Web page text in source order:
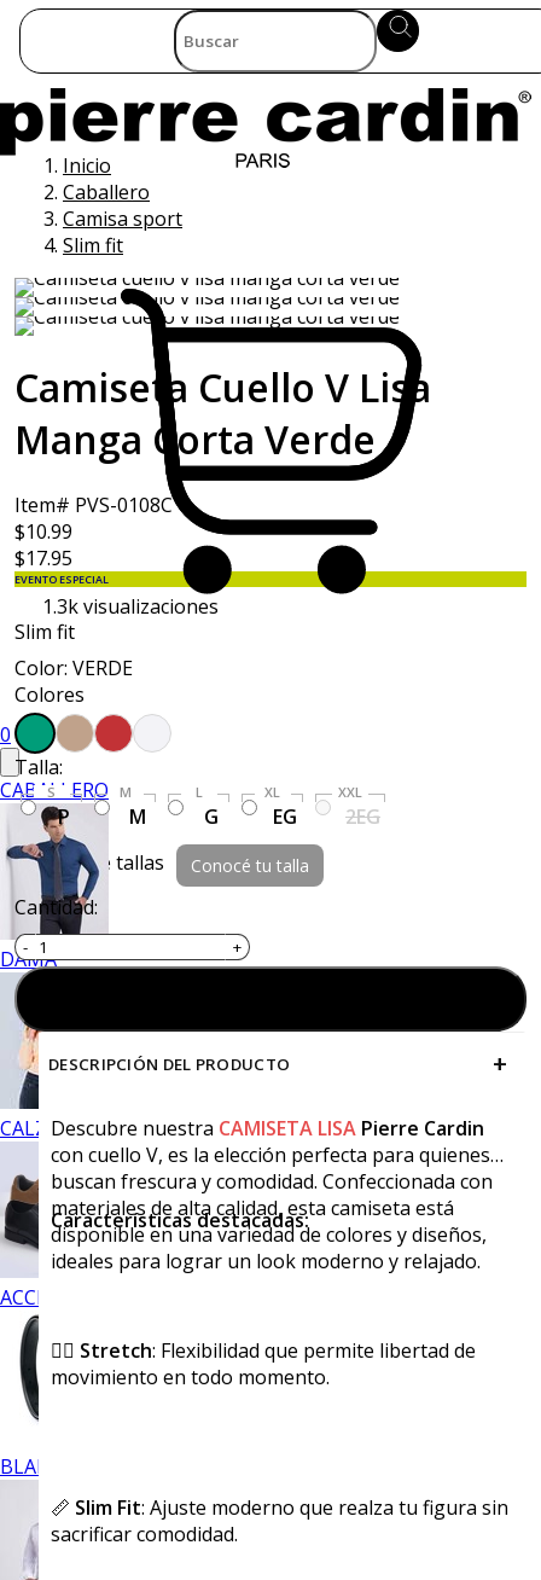
0
CABALLERO
DAMA
CALZADO
ACCESORIOS
BLANCOS
Inicio
Caballero
Camisa sport
Slim fit
Camiseta Cuello V Lisa
Manga Corta Verde
Item# PVS-0108C
$10.99
$17.95
EVENTO ESPECIAL
1.3kvisualizaciones
Slim fit
Color: VERDE
Colores
Talla:
S
P
M
M
L
G
XL
EG
XXL
2EG
Guía de tallas
Conocé tu talla
Cantidad:
DESCRIPCIÓN DEL PRODUCTO +
Descubre nuestra CAMISETA LISA Pierre Cardin
con cuello V, es la elección perfecta para quienes
buscan frescura y comodidad. Confeccionada con
materiales de alta calidad, esta camiseta está
disponible en una variedad de colores y diseños,
ideales para lograr un look moderno y relajado.
Características destacadas:
🏃‍♂️ Stretch: Flexibilidad que permite libertad de
movimiento en todo momento.
📏 Slim Fit: Ajuste moderno que realza tu figura sin
sacrificar comodidad.